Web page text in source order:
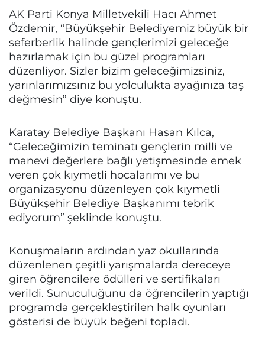
AK Parti Konya Milletvekili Hacı Ahmet
Özdemir, “Büyükşehir Belediyemiz büyük bir
seferberlik halinde gençlerimizi geleceğe
hazırlamak için bu güzel programları
düzenliyor. Sizler bizim geleceğimizsiniz,
yarınlarımızsınız bu yolculukta ayağınıza taş
değmesin” diye konuştu.
Karatay Belediye Başkanı Hasan Kılca,
“Geleceğimizin teminatı gençlerin milli ve
manevi değerlere bağlı yetişmesinde emek
veren çok kıymetli hocalarımı ve bu
organizasyonu düzenleyen çok kıymetli
Büyükşehir Belediye Başkanımı tebrik
ediyorum” şeklinde konuştu.
Konuşmaların ardından yaz okullarında
düzenlenen çeşitli yarışmalarda dereceye
giren öğrencilere ödülleri ve sertifikaları
verildi. Sunuculuğunu da öğrencilerin yaptığı
programda gerçekleştirilen halk oyunları
gösterisi de büyük beğeni topladı.